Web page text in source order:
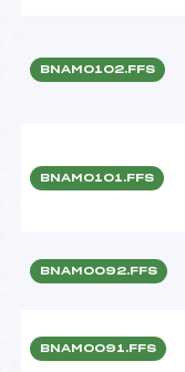
BNAM0102.FFS
BNAM0101.FFS
BNAM0092.FFS
BNAM0091.FFS